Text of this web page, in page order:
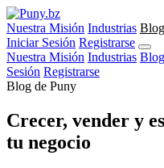
Nuestra Misión Industrias Blog
Iniciar Sesión Registrarse
Nuestra Misión Industrias Blog
Sesión Registrarse
Blog de Puny
Crecer, vender y
tu negocio